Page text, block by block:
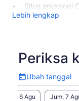
Situs arkeologi
Lebih lengkap
Periksa
Ubah tanggal
Ubah
tanggal
Kam, 6 Agu Jum, 7